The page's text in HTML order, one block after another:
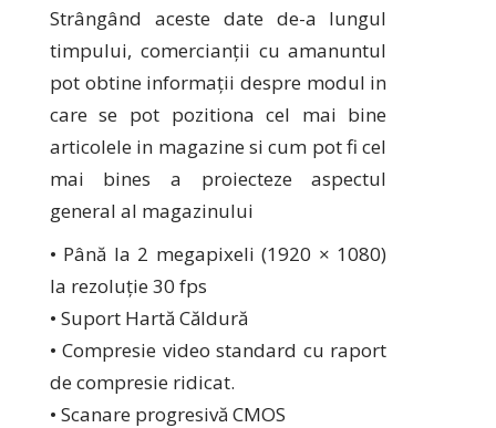
Strângând aceste date de-a lungul
timpului, comercianții cu amanuntul
pot obtine informații despre modul in
care se pot pozitiona cel mai bine
articolele in magazine si cum pot fi cel
mai bines a proiecteze aspectul
general al magazinului
• Până la 2 megapixeli (1920 × 1080)
la rezoluție 30 fps
• Suport Hartă Căldură
• Compresie video standard cu raport
de compresie ridicat.
• Scanare progresivă CMOS